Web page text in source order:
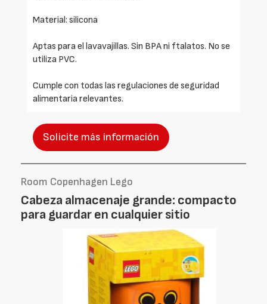
Material: silicona
Aptas para el lavavajillas. Sin BPA ni ftalatos. No se
utiliza PVC.
Cumple con todas las regulaciones de seguridad
alimentaria relevantes.
Solicite más información
Room Copenhagen Lego
Cabeza almacenaje grande: compacto
para guardar en cualquier sitio